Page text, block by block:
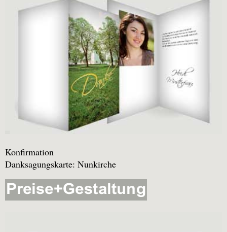
Konfirmation
Danksagungskarte: Nunkirche